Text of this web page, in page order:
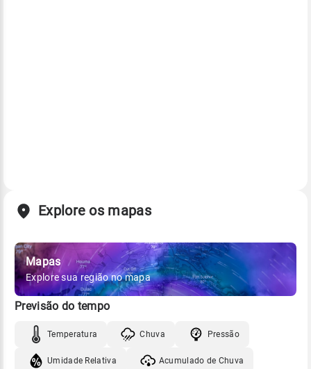
Explore os mapas
Mapas
Explore sua região no mapa
Previsão do tempo
Temperatura Chuva Pressão
Umidade Relativa Acumulado de Chuva